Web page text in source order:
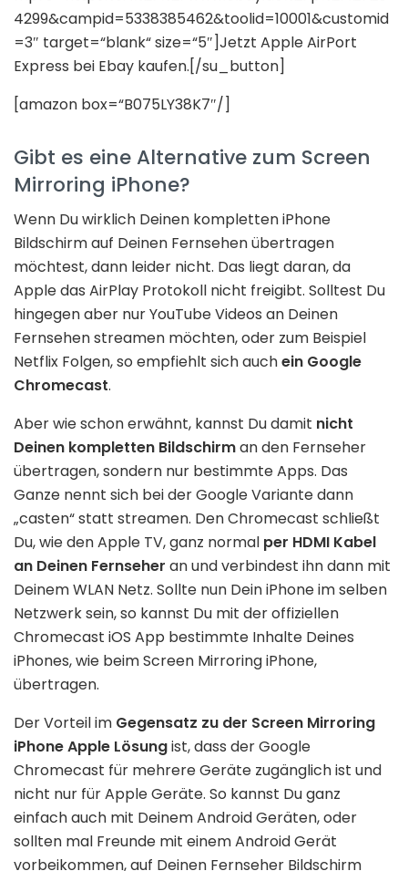
4299&campid=5338385462&toolid=10001&customid
=3″ target=“blank“ size=“5″]Jetzt Apple AirPort
Express bei Ebay kaufen.[/su_button]
[amazon box=“B075LY38K7″/]
Gibt es eine Alternative zum Screen
Mirroring iPhone?
Wenn Du wirklich Deinen kompletten iPhone
Bildschirm auf Deinen Fernsehen übertragen
möchtest, dann leider nicht. Das liegt daran, da
Apple das AirPlay Protokoll nicht freigibt. Solltest Du
hingegen aber nur YouTube Videos an Deinen
Fernsehen streamen möchten, oder zum Beispiel
Netflix Folgen, so empfiehlt sich auchein Google
Chromecast.
Aber wie schon erwähnt, kannst Du damit nicht
Deinen kompletten Bildschirman den Fernseher
übertragen, sondern nur bestimmte Apps. Das
Ganze nennt sich bei der Google Variante dann
„casten“ statt streamen. Den Chromecast schließt
Du, wie den Apple TV, ganz normal per HDMI Kabel
an Deinen Fernseher an und verbindest ihn dann mit
Deinem WLAN Netz. Sollte nun Dein iPhone im selben
Netzwerk sein, so kannst Du mit der offiziellen
Chromecast iOS App bestimmte Inhalte Deines
iPhones, wie beim Screen Mirroring iPhone,
übertragen.
Der Vorteil im Gegensatz zu der Screen Mirroring
iPhone Apple Lösungist, dass der Google
Chromecast für mehrere Geräte zugänglich ist und
nicht nur für Apple Geräte. So kannst Du ganz
einfach auch mit Deinem Android Geräten, oder
sollten mal Freunde mit einem Android Gerät
vorbeikommen, auf Deinen Fernseher Bildschirm